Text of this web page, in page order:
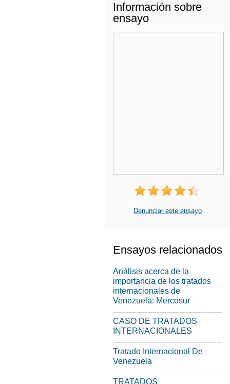
Información sobre
ensayo
Denunciar este ensayo
Ensayos relacionados
Análisis acerca de la
importancia de los tratados
internacionales de
Venezuela: Mercosur
CASO DE TRATADOS
INTERNACIONALES
Tratado Internacional De
Venezuela
TRATADOS